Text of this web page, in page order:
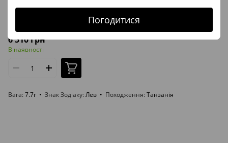
Погодитися
Енстатит, кристал 28*14*11мм, 7.72г, Танзанія
6 510 грн
В наявності
Вага 7.7г Знак Зодіаку Лев Походження Танзанія